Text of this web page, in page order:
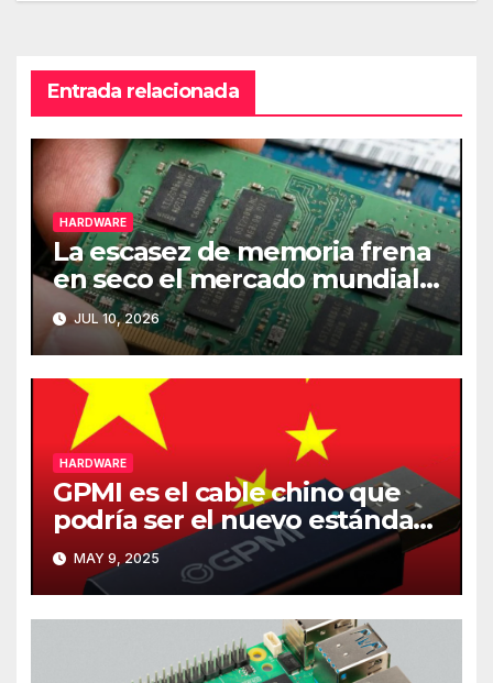
Entrada relacionada
HARDWARE
La escasez de memoria frena
en seco el mercado mundial
de PCs
JUL 10, 2026
HARDWARE
GPMI es el cable chino que
podría ser el nuevo estándar
de carga y transferencia de
datos
MAY 9, 2025